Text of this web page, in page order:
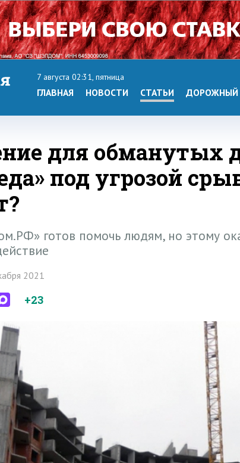
7 августа 02:31, пятница
ГЛАВНАЯ НОВОСТИ СТАТЬИ ДОРОЖНЫЙ
для обманутых
под угрозой
готов помочь людям, но этому
2021
+23